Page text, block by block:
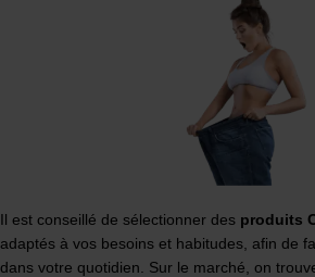
Il est conseillé de sélectionner des produits
adaptés à vos besoins et habitudes, afin de
dans votre quotidien. Sur le marché, on